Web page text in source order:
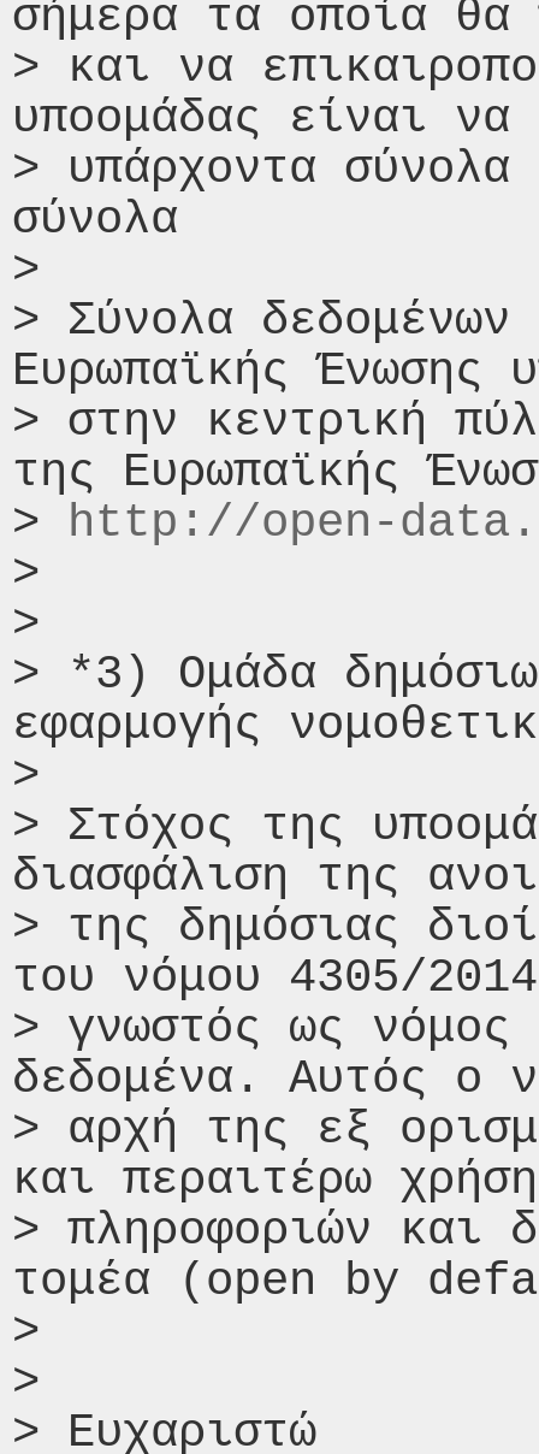
σήμερα τα οποία θα
> και να
υποομάδας είναι να
> υπάρχοντα
σύνολα
>
> Σύνολα
Ευρωπαϊκής Ένωσης
> στην κεντρική
της Ευρωπαϊκής
> http://open-
>
>
> *3) Ομάδα
εφαρμογής
>
> Στόχος της
διασφάλιση της
> της δημόσιας
του νόμου 4305/
> γνωστός ως νόμος
δεδομένα. Αυτός ο
> αρχή της εξ
και περαιτέρω
> πληροφοριών και
τομέα (open by
>
>
> Ευχαριστώ